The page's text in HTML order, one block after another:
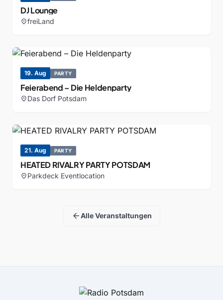
DJ Lounge
location_onfreiLand
19. Aug PARTY
Feierabend – Die Heldenparty
location_onDas Dorf Potsdam
21. Aug PARTY
HEATED RIVALRY PARTY POTSDAM
location_onParkdeck Eventlocation
arrow_backAlle Veranstaltungen